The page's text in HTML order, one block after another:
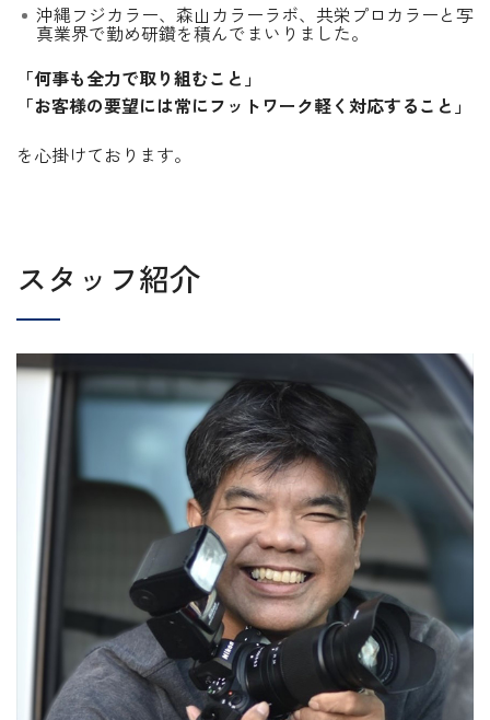
沖縄フジカラー、森山カラーラボ、共栄プロカラーと写
真業界で勤め研鑽を積んでまいりました。
「何事も全力で取り組むこと」
「お客様の要望には常にフットワーク軽く対応すること」
を心掛けております。
スタッフ紹介